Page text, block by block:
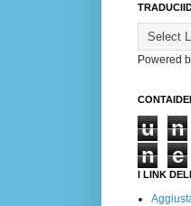
Powered
u n
n
e
I LINK